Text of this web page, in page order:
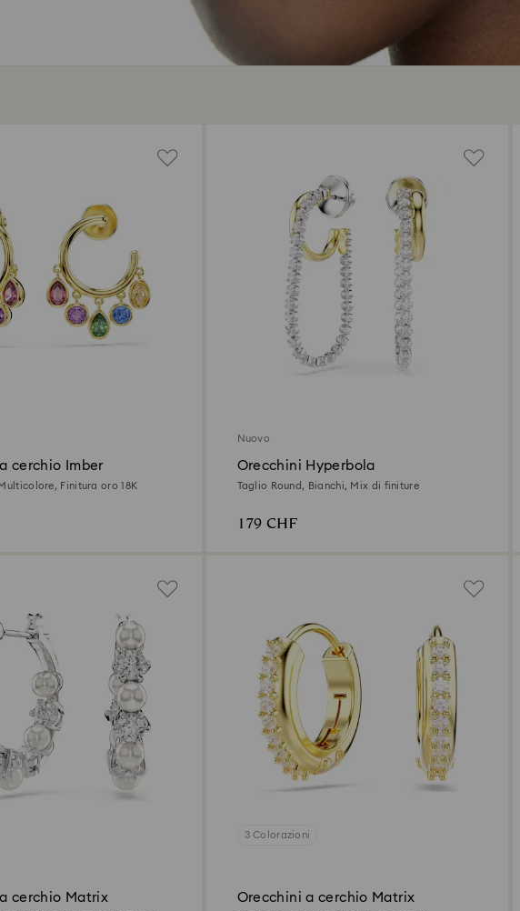
cerchio Imber
Finitura oro 18K
Nuovo
Orecchini Hyperbola
Taglio Round, Bianchi, Mix di finiture
179 CHF
cerchio Matrix
3 Colorazioni
Orecchini a cerchio Matrix